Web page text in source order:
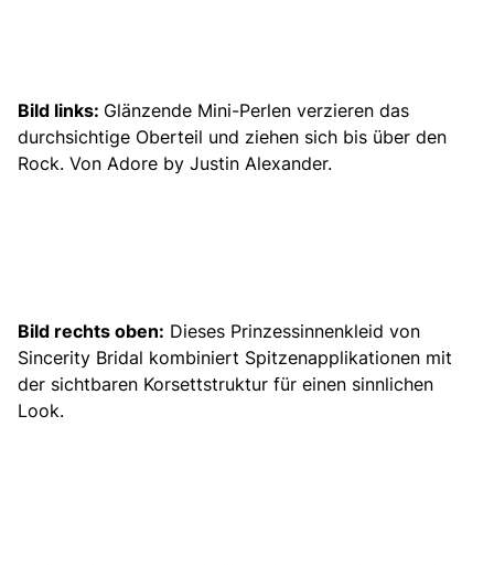
Bild links: Glänzende Mini-Perlen verzieren das
durchsichtige Oberteil und ziehen sich bis über den
Rock. Von Adore by Justin Alexander.
Bild rechts oben: Dieses Prinzessinnenkleid von
Sincerity Bridal kombiniert Spitzenapplikationen mit
der sichtbaren Korsettstruktur für einen sinnlichen
Look.